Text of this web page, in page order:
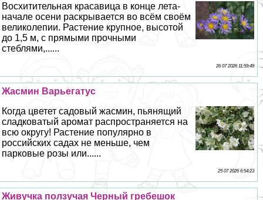
Восхитительная красавица в конце лета-
начале осени раскрывается во всём своём
великолепии. Растение крупное, высотой
до 1,5 м, с прямыми прочными
стeблями,......
26 07 2026 11:59:49
Жасмин Варьегатус
Когда цветет садовый жасмин, пьянящий
сладковатый аромат распространяется на
всю округу! Растение популярно в
российских садах не меньше, чем
парковые розы или......
25 07 2026 6:54:23
Живучка ползучая Черный гребешок